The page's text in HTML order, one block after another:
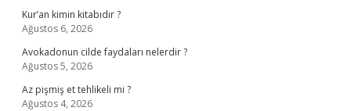
Kur’an kimin kitabıdır ?
Ağustos 6, 2026
Avokadonun cilde faydaları nelerdir ?
Ağustos 5, 2026
Az pişmiş et tehlikeli mi ?
Ağustos 4, 2026